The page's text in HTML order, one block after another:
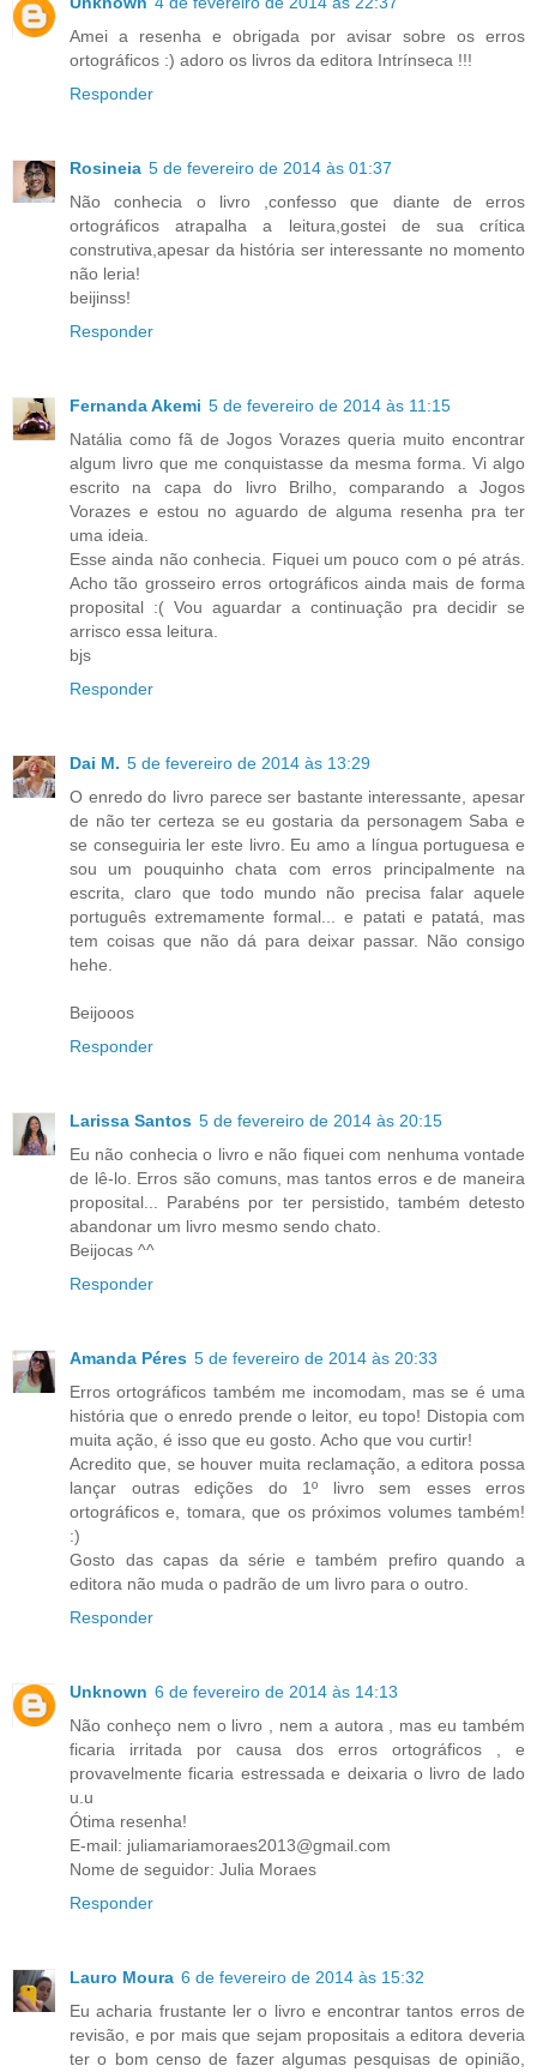
Amei a resenha e obrigada por avisar sobre os erros
ortográficos :) adoro os livros da editora Intrínseca !!!
Responder
Rosineia 5 de fevereiro de 2014 às 01:37
Não conhecia o livro ,confesso que diante de erros
ortográficos atrapalha a leitura,gostei de sua crítica
construtiva,apesar da história ser interessante no momento
não leria!
beijinss!
Responder
Fernanda Akemi 5 de fevereiro de 2014 às 11:15
Natália como fã de Jogos Vorazes queria muito encontrar
algum livro que me conquistasse da mesma forma. Vi algo
escrito na capa do livro Brilho, comparando a Jogos
Vorazes e estou no aguardo de alguma resenha pra ter
uma ideia.
Esse ainda não conhecia. Fiquei um pouco com o pé atrás.
Acho tão grosseiro erros ortográficos ainda mais de forma
proposital :( Vou aguardar a continuação pra decidir se
arrisco essa leitura.
bjs
Responder
Dai M. 5 de fevereiro de 2014 às 13:29
O enredo do livro parece ser bastante interessante, apesar
de não ter certeza se eu gostaria da personagem Saba e
se conseguiria ler este livro. Eu amo a língua portuguesa e
sou um pouquinho chata com erros principalmente na
escrita, claro que todo mundo não precisa falar aquele
português extremamente formal... e patati e patatá, mas
tem coisas que não dá para deixar passar. Não consigo
hehe.
Beijooos
Responder
Larissa Santos 5 de fevereiro de 2014 às 20:15
Eu não conhecia o livro e não fiquei com nenhuma vontade
de lê-lo. Erros são comuns, mas tantos erros e de maneira
proposital... Parabéns por ter persistido, também detesto
abandonar um livro mesmo sendo chato.
Beijocas ^^
Responder
Amanda Péres 5 de fevereiro de 2014 às 20:33
Erros ortográficos também me incomodam, mas se é uma
história que o enredo prende o leitor, eu topo! Distopia com
muita ação, é isso que eu gosto. Acho que vou curtir!
Acredito que, se houver muita reclamação, a editora possa
lançar outras edições do 1º livro sem esses erros
ortográficos e, tomara, que os próximos volumes também!
:)
Gosto das capas da série e também prefiro quando a
editora não muda o padrão de um livro para o outro.
Responder
Unknown 6 de fevereiro de 2014 às 14:13
Não conheço nem o livro , nem a autora , mas eu também
ficaria irritada por causa dos erros ortográficos , e
provavelmente ficaria estressada e deixaria o livro de lado
u.u
Ótima resenha!
E-mail: juliamariamoraes2013@gmail.com
Nome de seguidor: Julia Moraes
Responder
Lauro Moura 6 de fevereiro de 2014 às 15:32
Eu acharia frustante ler o livro e encontrar tantos erros de
revisão, e por mais que sejam propositais a editora deveria
ter o bom censo de fazer algumas pesquisas de opinião,